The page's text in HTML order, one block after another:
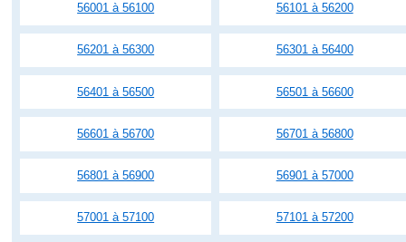
56001 à 56100 56101 à 56200
56201 à 56300 56301 à 56400
56401 à 56500 56501 à 56600
56601 à 56700 56701 à 56800
56801 à 56900 56901 à 57000
57001 à 57100 57101 à 57200